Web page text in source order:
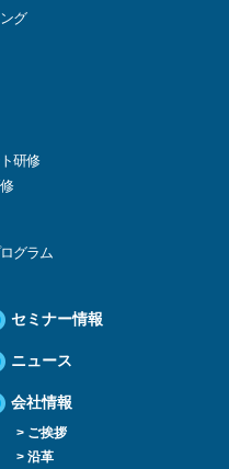
グ
研修
グラム
セミナー情報
ニュース
会社情報
> ご挨拶
> 沿革